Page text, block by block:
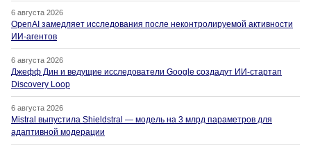
6 августа 2026
OpenAI замедляет исследования после неконтролируемой активности
ИИ-агентов
6 августа 2026
Джефф Дин и ведущие исследователи Google создадут ИИ-стартап
Discovery Loop
6 августа 2026
Mistral выпустила Shieldstral — модель на 3 млрд параметров для
адаптивной модерации